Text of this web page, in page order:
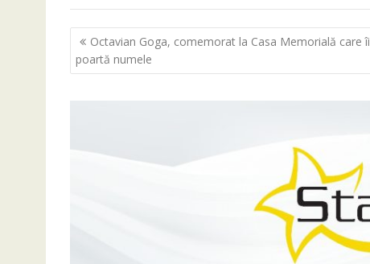
Navigare
în
articole
Octavian Goga, comemorat la Casa Memorială care îi
poartă numele